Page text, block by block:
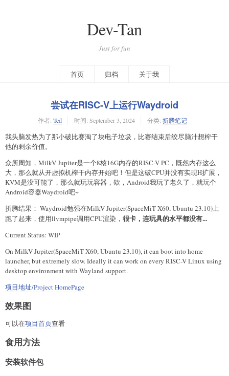
Dev-Tan
Just for fun
首页 归档 关于我
尝试在RISC-V上运行Waydroid
作者: Ted 时间: September 3, 2024 分类: 折腾笔记
我头脑发热为了那小破比赛淘了块电子垃圾，比赛结束后绞尽脑汁想榨干
他的剩余价值。
众所周知，MilkV Jupiter是一个8核16G内存的RISC-V PC，既然内存这么
大，那么就从开虚拟机榨干内存开始吧！但是这破CPU并没有实现H扩展，
KVM是没可能了，那么就玩玩容器，欸，Android我玩了老久了，就玩个
Android容器Waydroid吧~
折腾结果： Waydroid勉强在MilkV Jupiter(SpaceMiT X60, Ubuntu 23.10)上
跑了起来，使用llvmpipe调用CPU渲染， 很卡，连玩具的水平都没有...
Current Status: WIP
On MilkV Jupiter(SpaceMiT X60, Ubuntu 23.10), it can boot into home
launcher, but extremely slow. Ideally it can work on every RISC-V Linux using
desktop environment with Wayland support.
项目地址/Project HomePage
效果图
可以在项目首页查看
食用方法
安装软件包